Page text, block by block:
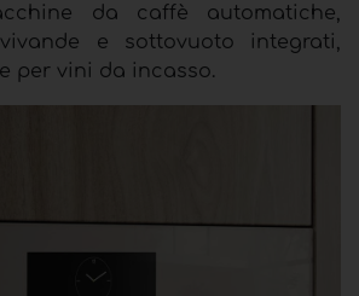
da caffè automatiche,
e sottovuoto integrati,
per vini da incasso.